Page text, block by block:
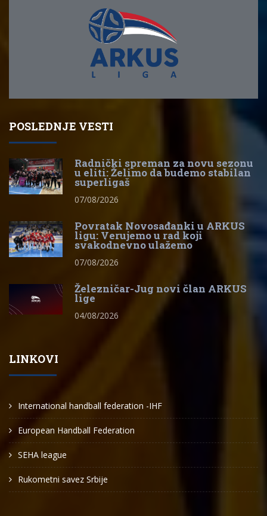
POSLEDNJE VESTI
Radnički spreman za novu sezonu
u eliti: Želimo da budemo stabilan
superligaš
07/08/2026
Povratak Novosađanki u ARKUS
ligu: Verujemo u rad koji
svakodnevno ulažemo
07/08/2026
Železničar-Jug novi član ARKUS
lige
04/08/2026
LINKOVI
International handball federation -IHF
European Handball Federation
SEHA league
Rukometni savez Srbije